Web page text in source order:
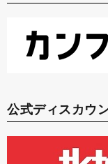
公式ディスカウ